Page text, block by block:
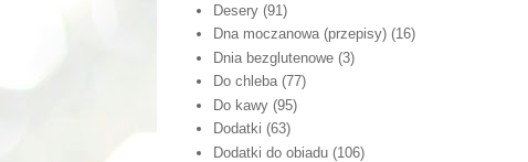
Desery (91)
Dna moczanowa (przepisy) (16)
Dnia bezglutenowe (3)
Do chleba (77)
Do kawy (95)
Dodatki (63)
Dodatki do obiadu (106)